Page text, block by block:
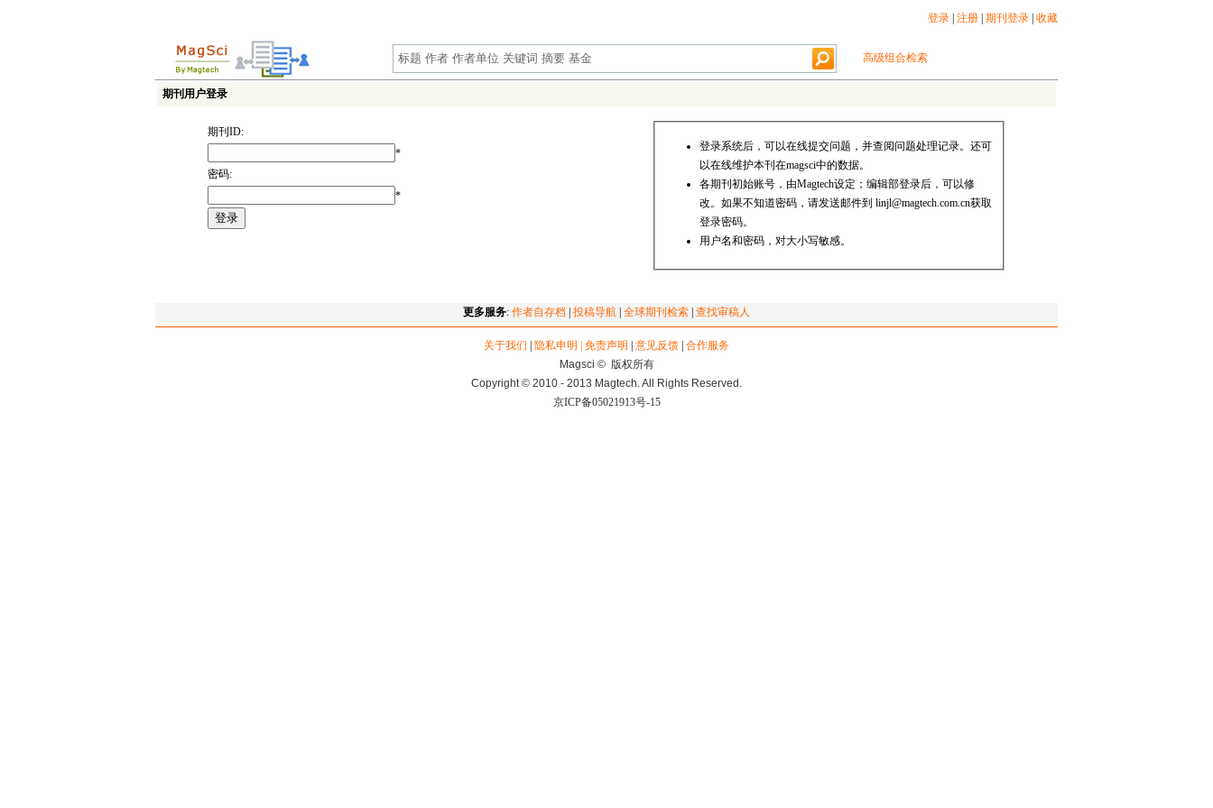
登录 注册 期刊登录 收藏
高级组合检索
期刊用户登录
期刊ID:
*
密码:
*
登录系统后，可以在线提交问题，并查阅问题处理记录。还可
以在线维护本刊在magsci中的数据。
各期刊初始账号，由Magtech设定；编辑部登录后，可以修
改。如果不知道密码，请发送邮件到 linjl@magtech.com.cn获取
登录密码。
用户名和密码，对大小写敏感。
更多服务: 作者自存档 投稿导航 全球期刊检索 查找审稿人
关于我们 隐私申明 | 免责声明 意见反馈 合作服务
Magsci © 版权所有
Copyright © 2010 - 2013 Magtech. All Rights Reserved.
京ICP备05021913号-15